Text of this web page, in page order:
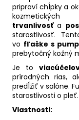
pripraví chĺpky a
kozmetických
trvanlivosť a
starostlivosť.
vo fľaške s
prebytočný kožný
Je to
prírodných rias,
predĺžiť v salóne.
starostlivosti o pleť.
Vlastnosti: